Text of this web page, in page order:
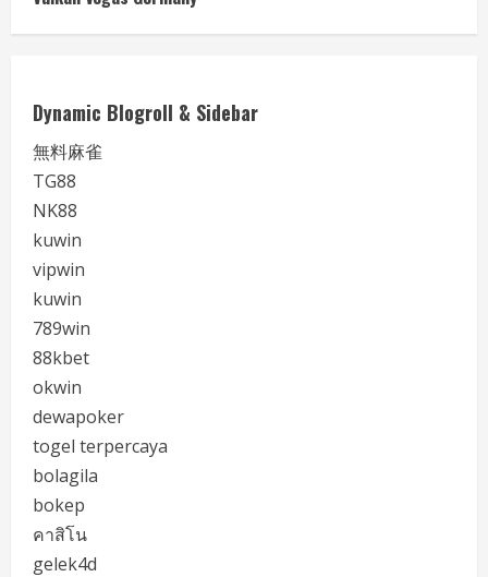
Dynamic Blogroll & Sidebar
無料麻雀
TG88
NK88
kuwin
vipwin
kuwin
789win
88kbet
okwin
dewapoker
togel terpercaya
bolagila
bokep
คาสิโน
gelek4d